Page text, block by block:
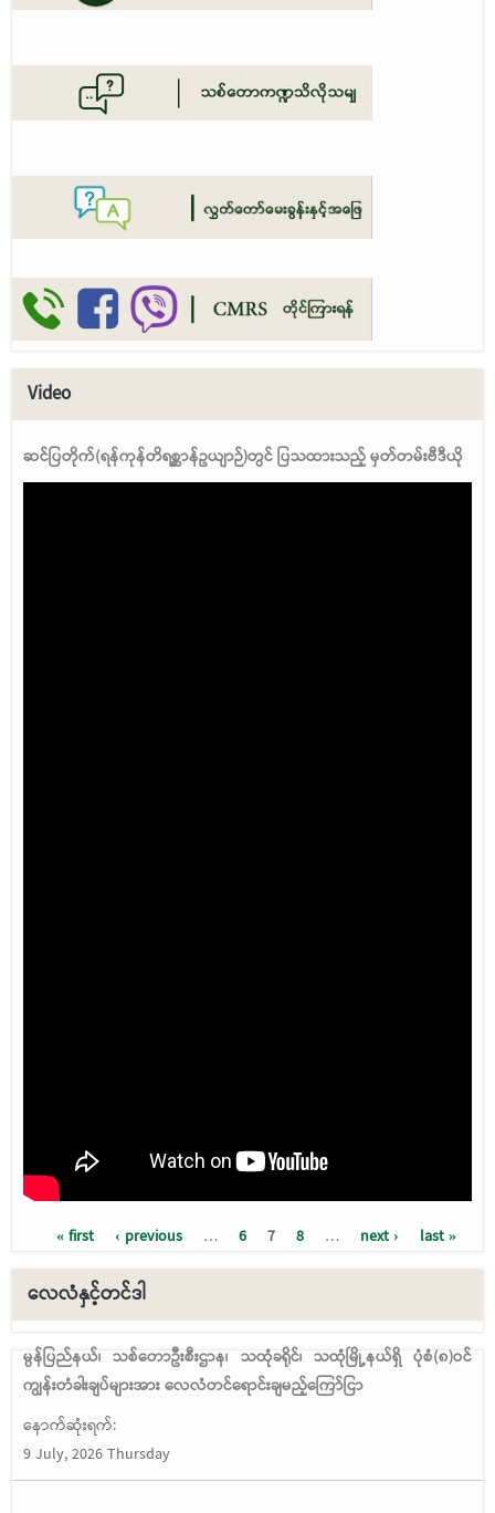
Video
ဆင်ပြတိုက်(ရန်ကုန်တိရစ္ဆာန်ဥယျာဉ်)တွင် ပြသထားသည့် မှတ်တမ်းဗီဒီယို
Pages
« first ‹ previous … 6 7 8 … next › last »
လေလံနှင့်တင်ဒါ
မွန်ပြည်နယ်၊ သစ်တောဦးစီးဌာန၊ သထုံခရိုင်၊ သထုံမြို့နယ်ရှိ ပုံစံ(၈)ဝင်
ကျွန်းတံခါးချပ်များအား လေလံတင်ရောင်းချမည့်ကြော်ငြာ
နောက်ဆုံးရက်:
9 July, 2026 Thursday